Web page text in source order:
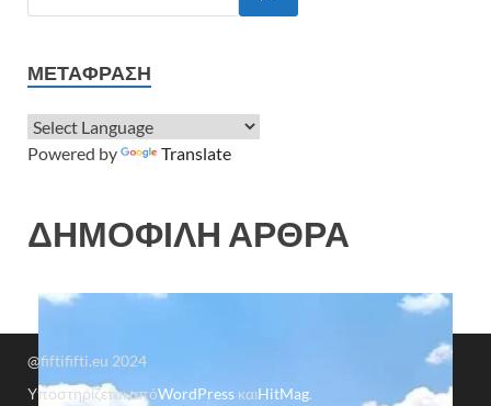
ΜΕΤΆΦΡΑΣΗ
Powered by Translate
ΔΗΜΟΦΙΛΗ ΑΡΘΡΑ
@fiftififti.eu 2024
Υποστηρίζεται απόWordPress καιHitMag.